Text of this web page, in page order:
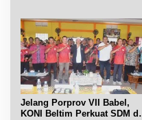
Jelang Porprov VII Babel,
KONI Beltim Perkuat SDM di